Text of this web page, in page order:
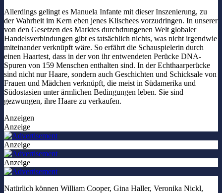
Allerdings gelingt es Manuela Infante mit dieser Inszenierung, zu
der Wahrheit im Kern eben jenes Klischees vorzudringen. In unserer
von den Gesetzen des Marktes durchdrungenen Welt globaler
Handelsverbindungen gibt es tatsächlich nichts, was nicht irgendwie
miteinander verknüpft wäre. So erfährt die Schauspielerin durch
einen Haartest, dass in der von ihr entwendeten Perücke DNA-
Spuren von 159 Menschen enthalten sind. In der Echthaarperücke
sind nicht nur Haare, sondern auch Geschichten und Schicksale von
Frauen und Mädchen verknüpft, die meist in Südamerika und
Südostasien unter ärmlichen Bedingungen leben. Sie sind
gezwungen, ihre Haare zu verkaufen.
Anzeigen
Anzeige
Anzeige
Anzeige
Natürlich können William Cooper, Gina Haller, Veronika Nickl,